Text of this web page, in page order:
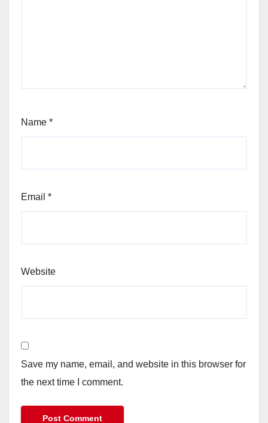
Name *
Email *
Website
Save my name, email, and website in this browser for
the next time I comment.